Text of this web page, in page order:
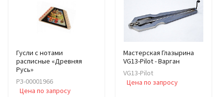
Гусли с нотами
расписные «Древняя
Русь»
РЗ-00001966
Цена по запросу
Мастерская Глазырина
VG13-Pilot - Варган
VG13-Pilot
Цена по запросу